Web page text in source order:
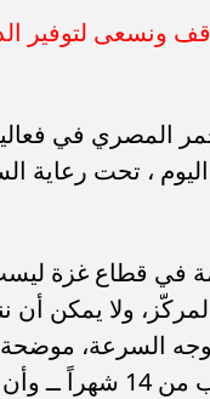
ونسعى لتوفير
المصري في
، تحت رعاية
في قطاع غزة
ولا يمكن أن
السرعة،
أن يستمر هذا الكابوس المدمر